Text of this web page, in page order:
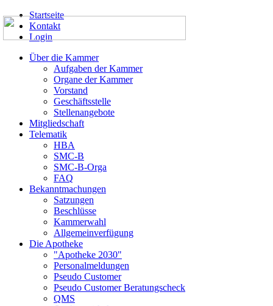
Startseite
Kontakt
Login
Über die Kammer
Aufgaben der Kammer
Organe der Kammer
Vorstand
Geschäftsstelle
Stellenangebote
Mitgliedschaft
Telematik
HBA
SMC-B
SMC-B-Orga
FAQ
Bekanntmachungen
Satzungen
Beschlüsse
Kammerwahl
Allgemeinverfügung
Die Apotheke
"Apotheke 2030"
Personalmeldungen
Pseudo Customer
Pseudo Customer Beratungscheck
QMS